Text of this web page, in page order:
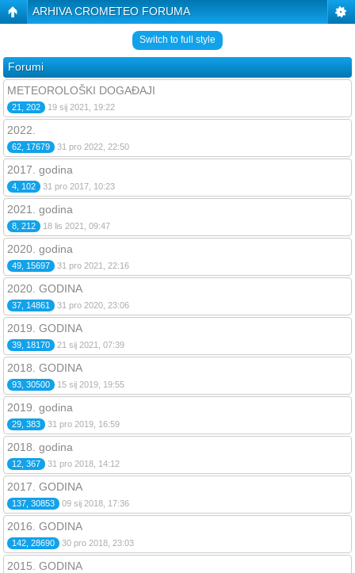
ARHIVA CROMETEO FORUMA
Switch to full style
Forumi
METEOROLOŠKI DOGAĐAJI
21, 202 19 sij 2021, 19:22
2022.
62, 17679 31 pro 2022, 22:50
2017. godina
4, 102 31 pro 2017, 10:23
2021. godina
8, 212 18 lis 2021, 09:47
2020. godina
49, 15697 31 pro 2021, 22:16
2020. GODINA
37, 14861 31 pro 2020, 23:06
2019. GODINA
39, 18170 21 sij 2021, 07:39
2018. GODINA
93, 30500 15 sij 2019, 19:55
2019. godina
29, 383 31 pro 2019, 16:59
2018. godina
12, 367 31 pro 2018, 14:12
2017. GODINA
137, 30853 09 sij 2018, 17:36
2016. GODINA
142, 28690 30 pro 2018, 23:03
2015. GODINA